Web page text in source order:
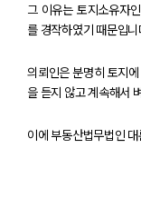
그 이유는 토지소유자
를 경작하였기 때문입니
의뢰인은 분명히 토지
을 듣지 않고 계속해서
이에 부동산법무법인